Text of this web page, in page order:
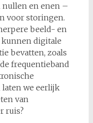
nullen en enen –
voor storingen.
beeld- en
digitale
bevatten, zoals
frequentieband
laten we eerlijk
van
ruis?